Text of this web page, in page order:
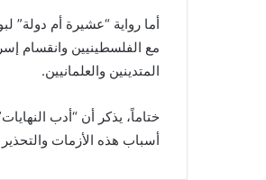
مع الفلسطينيين وانقسام
المتدينين والعلمانيين.
ختاماً، يذكر أن “أدب
أسباب هذه الأزمات